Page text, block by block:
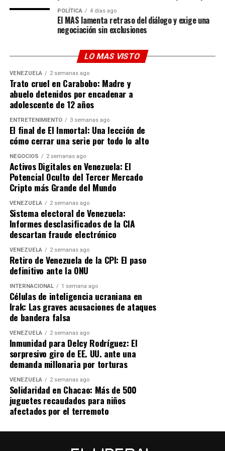
en la aprobación del presupuesto militar.
El gobernante justificó estos flujos económicos
comparando la dinámica actual con los elevados costes
que Estados Unidos ha asumido históricamente en
conflictos internacionales. Según su perspectiva, el país
norteamericano ha pagado varias veces el precio de esas
intervenciones pasadas, sugiriendo que este nuevo
esquema financiero representa una retribución
estratégica. Además, adelantó que un modelo similar de
captación de recursos podría aplicarse próximamente
en otros escenarios globales como Irán.
Aunque no se ofrecieron detalles
sobre las cuentas receptoras ni sobre los mecanismos
legales exactos mediante los cuales se están
transfiriendo estos montos, las declaraciones reafirman
el giro en las relaciones bilaterales. Trump concluyó
enfatizando que, hoy en día, Washington mantiene «una
muy buena relación con Venezuela», marcando un
precedente definitivo en las dinámicas políticas de la
región.
POLÍTICA 4 días ago
El MAS lamenta retraso del diálogo y exige una
negociación sin exclusiones
LO MAS VISTO
VENEZUELA 2 semanas ago
Trato cruel en Carabobo: Madre y
abuelo detenidos por encadenar a
adolescente de 12 años
ENTRETENIMIENTO 3 semanas ago
El final de El Inmortal: Una lección de
cómo cerrar una serie por todo lo alto
NEGOCIOS 2 semanas ago
Activos Digitales en Venezuela: El
Potencial Oculto del Tercer Mercado
Cripto más Grande del Mundo
VENEZUELA 2 semanas ago
Sistema electoral de Venezuela:
Informes desclasificados de la CIA
descartan fraude electrónico
VENEZUELA 2 semanas ago
Retiro de Venezuela de la CPI: El paso
definitivo ante la ONU
INTERNACIONAL 1 semana ago
Células de inteligencia ucraniana en
Irak: Las graves acusaciones de ataques
de bandera falsa
VENEZUELA 2 semanas ago
Inmunidad para Delcy Rodríguez: El
sorpresivo giro de EE. UU. ante una
demanda millonaria por torturas
VENEZUELA 2 semanas ago
Solidaridad en Chacao: Más de 500
juguetes recaudados para niños
afectados por el terremoto